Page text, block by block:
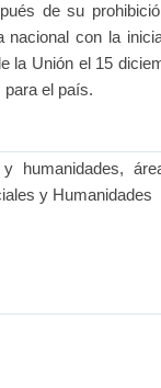
de su
con la
la Unión el 15
el país.
humanidades,
y Humanidades